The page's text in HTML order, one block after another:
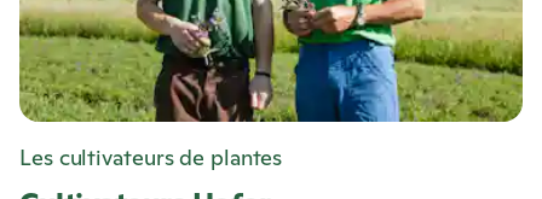
Les cultivateurs de plantes